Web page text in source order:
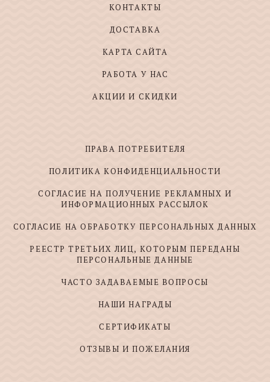
КОНТАКТЫ
ДОСТАВКА
КАРТА САЙТА
РАБОТА У НАС
АКЦИИ И СКИДКИ
ПРАВА ПОТРЕБИТЕЛЯ
ПОЛИТИКА КОНФИДЕНЦИАЛЬНОСТИ
СОГЛАСИЕ НА ПОЛУЧЕНИЕ РЕКЛАМНЫХ И
ИНФОРМАЦИОННЫХ РАССЫЛОК
СОГЛАСИЕ НА ОБРАБОТКУ ПЕРСОНАЛЬНЫХ ДАННЫХ
РЕЕСТР ТРЕТЬИХ ЛИЦ, КОТОРЫМ ПЕРЕДАНЫ
ПЕРСОНАЛЬНЫЕ ДАННЫЕ
ЧАСТО ЗАДАВАЕМЫЕ ВОПРОСЫ
НАШИ НАГРАДЫ
СЕРТИФИКАТЫ
ОТЗЫВЫ И ПОЖЕЛАНИЯ